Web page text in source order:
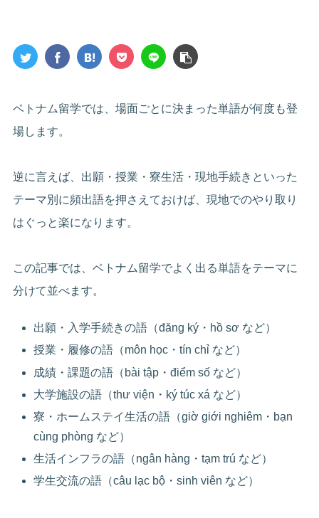
ベトナム留学では、場面ごとに決まった単語が何度も登
場します。
逆に言えば、出願・授業・寮生活・現地手続きといった
テーマ別に頻出語を押さえておけば、現地でのやり取り
はぐっと楽になります。
この記事では、ベトナム留学でよく出る単語をテーマに
分けて並べます。
出願・入学手続きの語（đăng ký・hồ sơ など）
授業・履修の語（môn học・tín chỉ など）
成績・課題の語（bài tập・điểm số など）
大学施設の語（thư viện・ký túc xá など）
寮・ホームステイ生活の語（giờ giới nghiêm・bạn
cùng phòng など）
生活インフラの語（ngân hàng・tạm trú など）
学生交流の語（câu lạc bộ・sinh viên など）